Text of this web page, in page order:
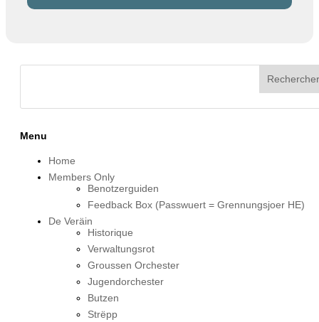
Menu
Home
Members Only
Benotzerguiden
Feedback Box (Passwuert = Grennungsjoer HE)
De Veräin
Historique
Verwaltungsrot
Groussen Orchester
Jugendorchester
Butzen
Strëpp